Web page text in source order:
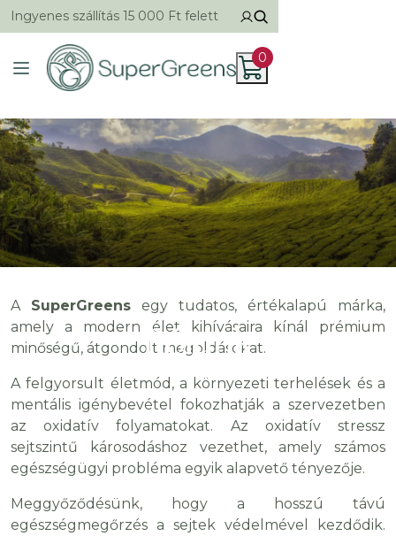
Ingyenes szállítás 15 000 Ft felett
0
Rólunk
A SuperGreens egy tudatos, értékalapú márka,
amely a modern élet kihívásaira kínál prémium
minőségű, átgondolt megoldásokat.
A felgyorsult életmód, a környezeti terhelések és a
mentális igénybevétel fokozhatják a szervezetben
az oxidatív folyamatokat. Az oxidatív stressz
sejtszintű károsodáshoz vezethet, amely számos
egészségügyi probléma egyik alapvető tényezője.
Meggyőződésünk, hogy a hosszú távú
egészségmegőrzés a sejtek védelmével kezdődik.